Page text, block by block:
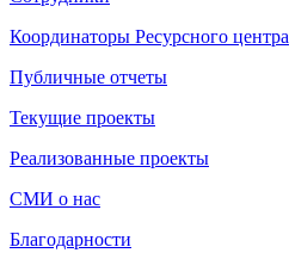
Координаторы Ресурсного центра
Публичные отчеты
Текущие проекты
Реализованные проекты
СМИ о нас
Благодарности